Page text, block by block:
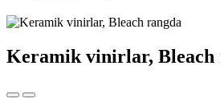
Keramik vinirlar, Bleach